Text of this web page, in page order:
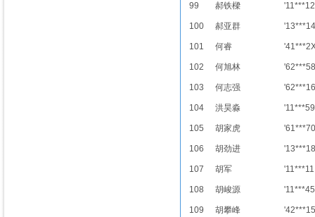
99 郝铁樑 '11***12
100 郝亚群 '13***14
101 何睿
102 何旭林 '62***58
103 何志强 '62***16
104 洪昊淼 '11***59
105 胡家虎 '61***70
106 胡劲进 '13***18
107 胡军 '11***11
108 胡峻源 '11***45
109 胡攀峰 '42***15